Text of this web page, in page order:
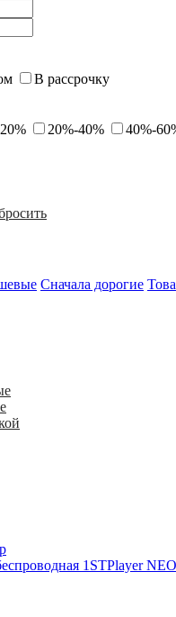
В рассрочку
20%-40%
40%-
Сначала дорогие
1STPlayer